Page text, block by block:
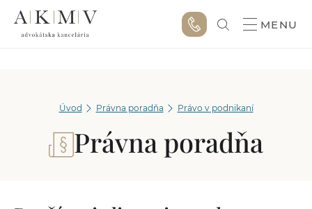
MENU
Úvod Právna poradňa Právo v podnikaní
Právna poradňa